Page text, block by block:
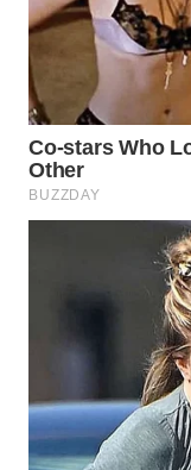
BORNEO
Wahana
Media
Group
TANI
WAHANA
ADVOKAT